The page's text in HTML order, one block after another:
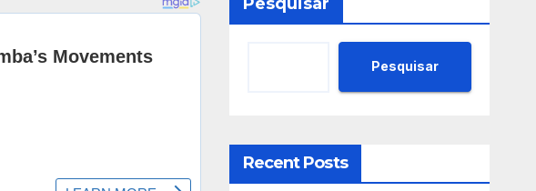
Pesquisar
Recent Posts